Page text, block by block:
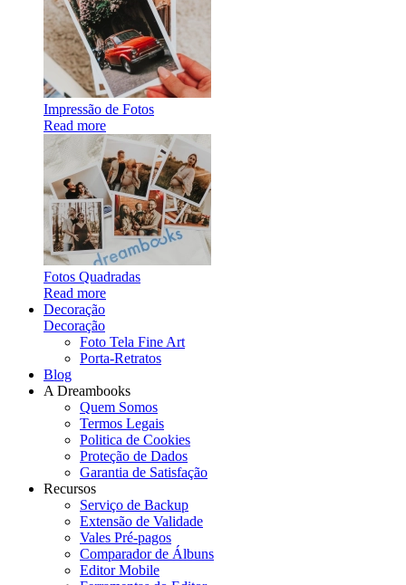
Impressão de Fotos
Read more
Fotos Quadradas
Read more
Decoração
Decoração
Foto Tela Fine Art
Porta-Retratos
Blog
A Dreambooks
Quem Somos
Termos Legais
Politica de Cookies
Proteção de Dados
Garantia de Satisfação
Recursos
Serviço de Backup
Extensão de Validade
Vales Pré-pagos
Comparador de Álbuns
Editor Mobile